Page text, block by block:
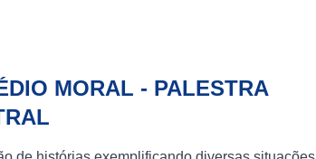
MORAL - PALESTRA